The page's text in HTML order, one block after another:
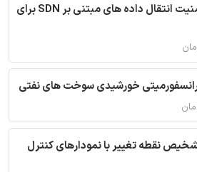
ترجمه مقاله امنیت انتقال داده های مبتنی بر SDN برای
خورشیدی سوخت های نفتی
نقطه تغییر با نمودارهای کنترل